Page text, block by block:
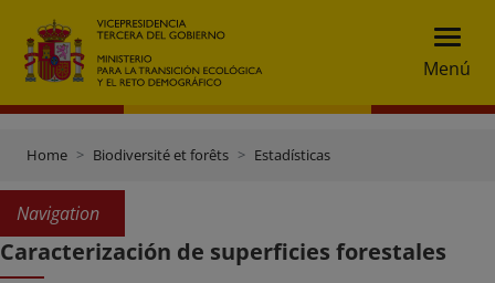
Menú
Home Biodiversité et forêts Estadísticas
Navigation
Caracterización de superficies forestales